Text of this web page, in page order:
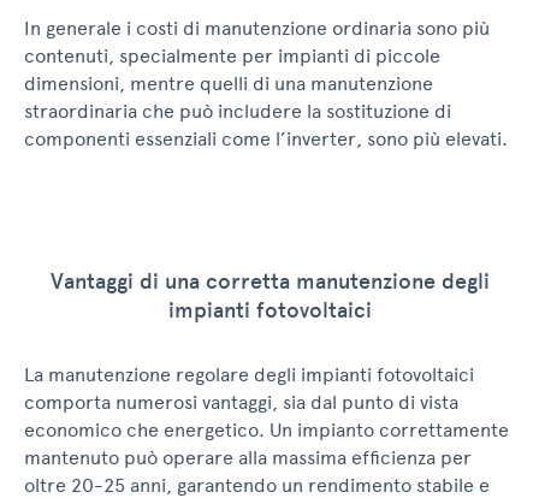
In generale i costi di manutenzione ordinaria sono più
contenuti, specialmente per impianti di piccole
dimensioni, mentre quelli di una manutenzione
straordinaria che può includere la sostituzione di
componenti essenziali come l’inverter, sono più elevati.
Vantaggi di una corretta manutenzione degli
impianti fotovoltaici
La manutenzione regolare degli impianti fotovoltaici
comporta numerosi vantaggi, sia dal punto di vista
economico che energetico. Un impianto correttamente
mantenuto può operare alla massima efficienza per
oltre 20-25 anni, garantendo un rendimento stabile e